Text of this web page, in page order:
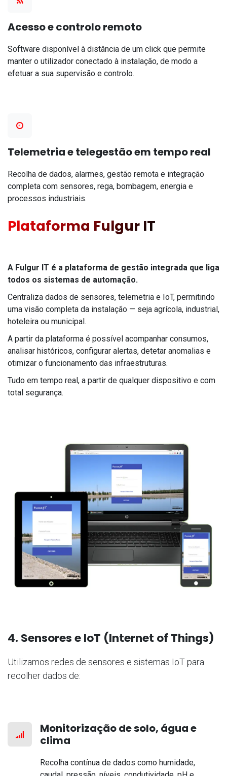
Acesso e controlo remoto
Software disponível à distância de um click que permite
manter o utilizador conectado à instalação, de modo a
efetuar a sua supervisão e controlo.
Telemetria e telegestão em tempo real
Recolha de dados, alarmes, gestão remota e integração
completa com sensores, rega, bombagem, energia e
processos industriais.
Plataforma Fulgur IT
A Fulgur IT é a plataforma de gestão integrada que liga
todos os sistemas de automação.
Centraliza dados de sensores, telemetria e IoT, permitindo
uma visão completa da instalação — seja agrícola, industrial,
hoteleira ou municipal.
A partir da plataforma é possível acompanhar consumos,
analisar históricos, configurar alertas, detetar anomalias e
otimizar o funcionamento das infraestruturas.
Tudo em tempo real, a partir de qualquer dispositivo e com
total segurança.
4. Sensores e IoT (Internet of Things)
Utilizamos redes de sensores e sistemas IoT para
recolher dados de:
Monitorização de solo, água e
clima
Recolha contínua de dados como humidade,